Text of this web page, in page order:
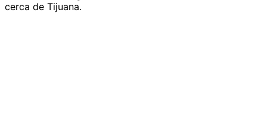
cerca de Tijuana.